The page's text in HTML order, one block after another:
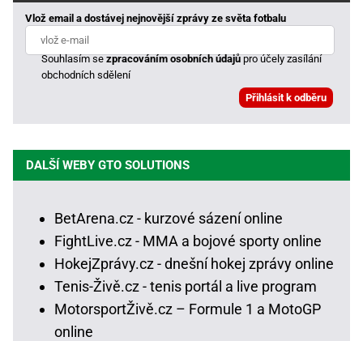
Vlož email a dostávej nejnovější zprávy ze světa fotbalu
Souhlasím sezpracováním osobních údajůpro účely zasílání
obchodních sdělení
DALŠÍ WEBY GTO SOLUTIONS
BetArena.cz - kurzové sázení online
FightLive.cz - MMA a bojové sporty online
HokejZprávy.cz - dnešní hokej zprávy online
Tenis-Živě.cz - tenis portál a live program
MotorsportŽivě.cz – Formule 1 a MotoGP
online